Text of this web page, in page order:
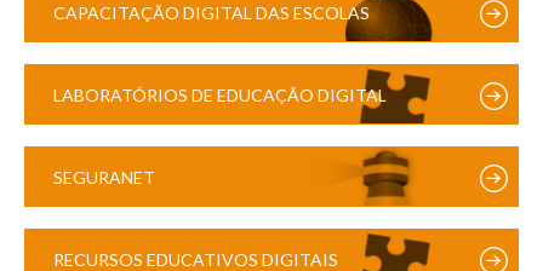
CAPACITAÇÃO DIGITAL DAS ESCOLAS
LABORATÓRIOS DE EDUCAÇÃO DIGITAL
SEGURANET
RECURSOS EDUCATIVOS DIGITAIS